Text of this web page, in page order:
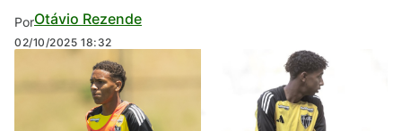
PorOtávio Rezende
02/10/2025 18:32